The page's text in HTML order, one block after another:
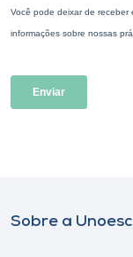
Sobre a Unoesc